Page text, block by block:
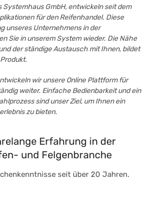
Systemhaus GmbH, entwickeln seit dem
für den Reifenhandel. Diese
unseres Unternehmens in der
Sie in unserem System wieder. Die Nähe
der ständige Austausch mit Ihnen, bildet
wir unsere Online Plattform für
weiter. Einfache Bedienbarkeit und ein
sind unser Ziel, um Ihnen ein
zu bieten.
Erfahrung in der
und Felgenbranche
seit über 20 Jahren.